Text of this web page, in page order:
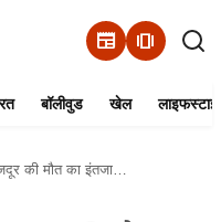
newspaper amp_stories
बॉलीवुड खेल
था? गिरल आंदोलन पर उठे गंभीर सवाल"